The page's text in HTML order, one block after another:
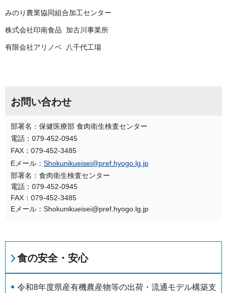
みのり農業協同組合加工センター
株式会社印南食品 加古川事業所
有限会社アリノベ 八千代工場
お問い合わせ
部署名：保健医療部 食肉衛生検査センター
電話：079-452-0945
FAX：079-452-3485
Eメール： Shokunikueisei@pref.hyogo.lg.jp
部署名：食肉衛生検査センター
電話：079-452-0945
FAX：079-452-3485
Eメール：Shokunikueisei@pref.hyogo.lg.jp
食の安全・安心
令和8年度県産有機農産物等の出荷・流通モデル構築支